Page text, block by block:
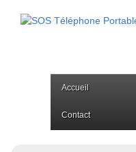
Accueil
Contact